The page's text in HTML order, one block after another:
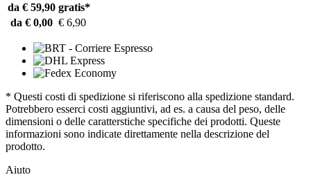
da € 59,90 gratis*
da € 0,00 € 6,90
* Questi costi di spedizione si riferiscono alla spedizione standard.
Potrebbero esserci costi aggiuntivi, ad es. a causa del peso, delle
dimensioni o delle caratterstiche specifiche dei prodotti. Queste
informazioni sono indicate direttamente nella descrizione del
prodotto.
Aiuto